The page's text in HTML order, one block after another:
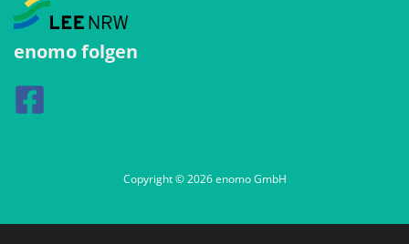
enomo folgen
Copyright © 2026 enomo GmbH